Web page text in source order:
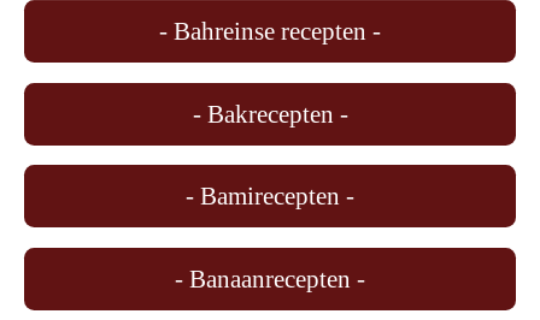
- Bahreinse recepten -
- Bakrecepten -
- Bamirecepten -
- Banaanrecepten -